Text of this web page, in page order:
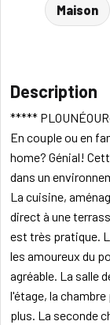
Maison
Description
*****
En couple ou en
home? Génial!
dans un
La cuisine,
direct à une
est très pratique.
les amoureux du
agréable. La salle
l'étage, la
plus. La seconde